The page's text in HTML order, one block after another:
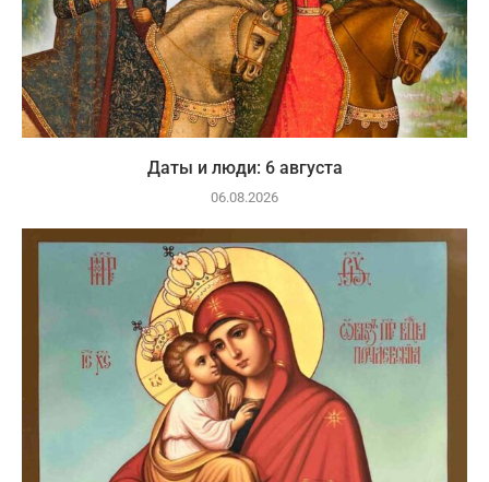
Даты и люди: 6 августа
06.08.2026